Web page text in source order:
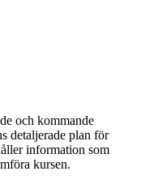
och kommande
detaljerade plan för
information som
kursen.